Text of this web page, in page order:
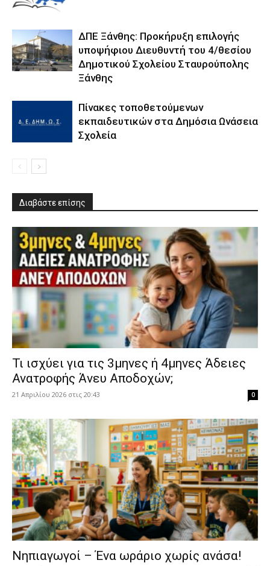
ΔΠΕ Ξάνθης: Προκήρυξη επιλογής
υποψήφιου Διευθυντή του 4/θεσίου
Δημοτικού Σχολείου Σταυρούπολης
Ξάνθης
Πίνακες τοποθετούμενων
εκπαιδευτικών στα Δημόσια Ωνάσεια
Σχολεία
Διαβάστε επίσης
​Τι ισχύει για τις 3μηνες ή 4μηνες Άδειες
Ανατροφής Άνευ Αποδοχών;
21 Απριλίου 2026 στις 20:43 0
Νηπιαγωγοί – Ένα ωράριο χωρίς ανάσα!